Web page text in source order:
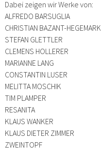
Dabei zeigen wir Werke von:
ALFREDO BARSUGLIA
CHRISTIAN BAZANT-HEGEMARK
STEFAN GLETTLER
CLEMENS HOLLERER
MARIANNE LANG
CONSTANTIN LUSER
MELITTA MOSCHIK
TIM PLAMPER
RESANITA
KLAUS WANKER
KLAUS DIETER ZIMMER
ZWEINTOPF